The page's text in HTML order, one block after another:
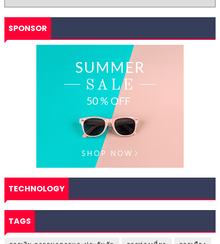
SPONSOR
TECHNOLOGY
TAGS